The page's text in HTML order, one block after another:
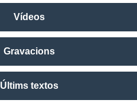
Vídeos
Gravacions
Últims textos